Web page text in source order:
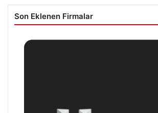
Son Eklenen Firmalar